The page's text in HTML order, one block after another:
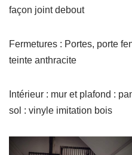
façon joint debout
Fermetures : Portes, porte
teinte anthracite
Intérieur : mur et plafond :
sol : vinyle imitation bois